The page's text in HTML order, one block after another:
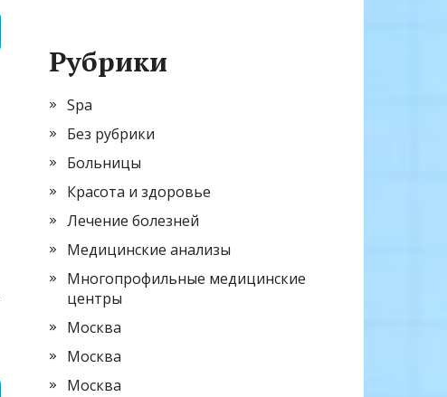
Рубрики
Spa
Без рубрики
Больницы
Красота и здоровье
Лечение болезней
Медицинские анализы
Многопрофильные медицинские
центры
Москва
Москва
Москва